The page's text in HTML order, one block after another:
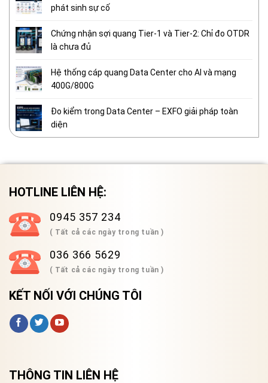
phát sinh sự cố
Chứng nhận sợi quang Tier-1 và Tier-2: Chỉ đo OTDR
là chưa đủ
Hệ thống cáp quang Data Center cho AI và mạng
400G/800G
Đo kiểm trong Data Center – EXFO giải pháp toàn
diện
HOTLINE LIÊN HỆ:
0945 357 234
( Tất cả các ngày trong tuần )
036 366 5629
( Tất cả các ngày trong tuần )
KẾT NỐI VỚI CHÚNG TÔI
THÔNG TIN LIÊN HỆ